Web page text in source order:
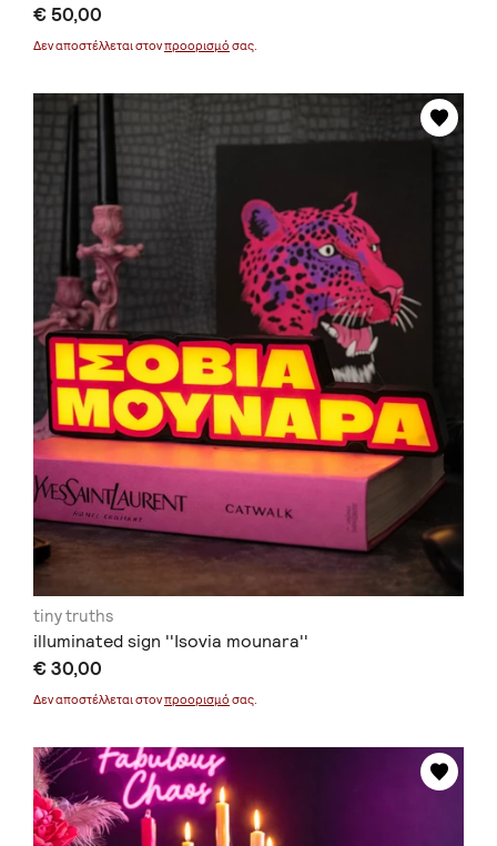
€ 50,00
Δεν αποστέλλεται στονπροορισμό σας.
tiny truths
illuminated sign ''Isovia mounara''
€ 30,00
Δεν αποστέλλεται στονπροορισμό σας.